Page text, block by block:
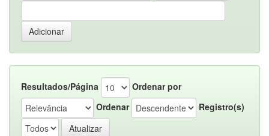
Resultados/Página
Ordenar por
Ordenar
Registro(s)